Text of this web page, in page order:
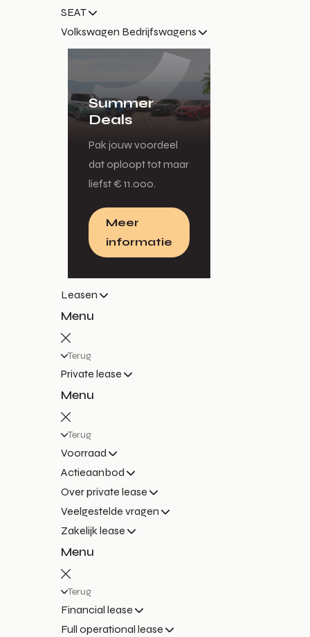
SEAT
Volkswagen Bedrijfswagens
Summer
Deals
Pak jouw voordeel
dat oploopt tot maar
liefst € 11.000.
Meer
informatie
Leasen
Menu
Terug
Private lease
Menu
Terug
Voorraad
Actieaanbod
Over private lease
Veelgestelde vragen
Zakelijk lease
Menu
Terug
Financial lease
Full operational lease